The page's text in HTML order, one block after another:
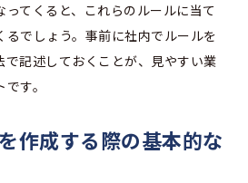
てくると、これらのルールに当て
るでしょう。事前に社内でルールを
記述しておくことが、見やすい業
す。
作成する際の基本的な